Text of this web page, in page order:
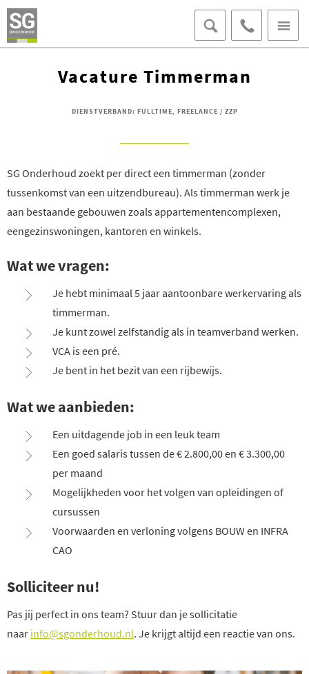
OFFERTE AANVRAGEN AFSPRAAK MAKEN
LOKET VOOR BEWONERS
Vacature Timmerman
DIENSTVERBAND: FULLTIME, FREELANCE / ZZP
SG Onderhoud zoekt per direct een timmerman (zonder
tussenkomst van een uitzendbureau). Als timmerman werk je
aan bestaande gebouwen zoals appartementencomplexen,
eengezinswoningen, kantoren en winkels.
Wat we vragen:
Je hebt minimaal 5 jaar aantoonbare werkervaring als
timmerman.
Je kunt zowel zelfstandig als in teamverband werken.
VCA is een pré.
Je bent in het bezit van een rijbewijs.
Wat we aanbieden:
Een uitdagende job in een leuk team
Een goed salaris tussen de € 2.800,00 en € 3.300,00
per maand
Mogelijkheden voor het volgen van opleidingen of
cursussen
Voorwaarden en verloning volgens BOUW en INFRA
CAO
Solliciteer nu!
Pas jij perfect in ons team? Stuur dan je sollicitatie
naar info@sgonderhoud.nl. Je krijgt altijd een reactie van ons.